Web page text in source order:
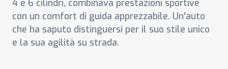
4 e 6 cilindri, combinava prestazioni sportive
con un comfort di guida apprezzabile. Un'auto
che ha saputo distinguersi per il suo stile unico
e la sua agilità su strada.